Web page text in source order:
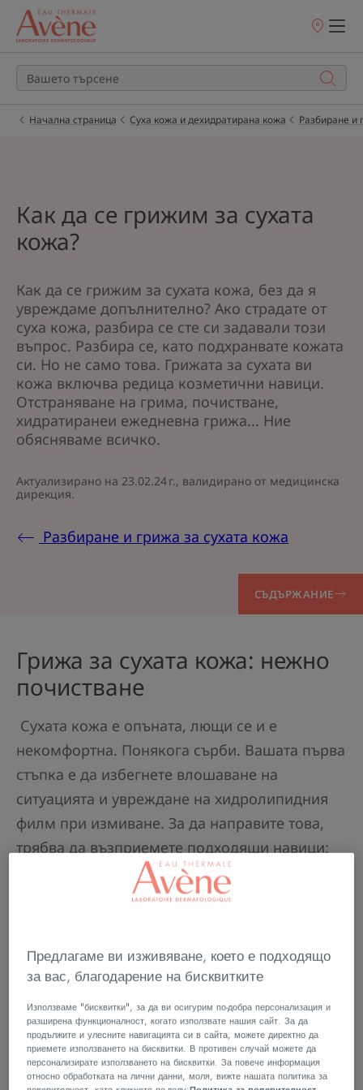
Точки
Начална страница Суха кожа и дехидратирана кожа Разбиране и
Как да се грижим за сухата
кожа?
Как да се грижим за сухата кожа, без да я
увреждаме допълнително? Ако страдате от
суха кожа, разбира се сте си задавали този
въпрос. Разбира се, като подхранвате кожата
си. Но не само това. Грижата за сухата ви
кожа включва редица козметични навици.
Отстраняване на грима, почистване,
хидратиранеи ежедневна грижа... Ние
обясняваме всичко.
Актуализирано на 23.02.24 г., валидирано от медицинска
дирекция.
Разбиране и грижа за сухата кожа
СЪДЪРЖАНИЕ
Грижа за сухата кожа: нежно
почистване
Сухата кожа е опъната, лющи се и е
некомфортна. Понякога сърби. Вашата първа
стъпка е да избегнете влошаване на
ситуацията и увреждане на хидролипидния
филм при измиване. За да направите това,
трябва да възприемете подходящи навици:
Избягвайте агресивни сапуни и душ-
гелове. Изберете омазняващи сапуни или
Прекалено горещата вода е дразнеща.
Препоръчваме температура между 32 и 34°C;
Вземайте кратки душове. Водата често е
твърда и дразни кожата;
Подсушете се внимателно чрез потупване,
Предлагаме ви изживяване, което е подходящо
за вас, благодарение на бисквитките
Използваме "бисквитки", за да ви осигурим по-добра персонализация и
разширена функционалност, когато използвате нашия сайт. За да
продължите и улесните навигацията си в сайта, можете директно да
приемете използването на бисквитки. В противен случай можете да
персонализирате използването на бисквитки. За повече информация
относно обработката на лични данни, моля, вижте нашата политика за